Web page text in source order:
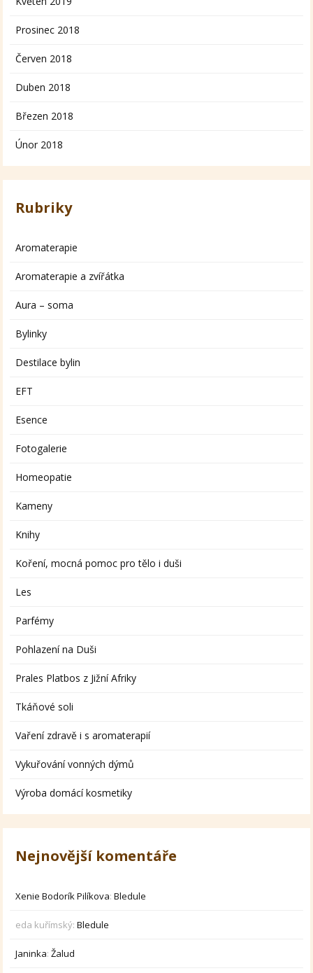
Prosinec 2018
Červen 2018
Duben 2018
Březen 2018
Únor 2018
Rubriky
Aromaterapie
Aromaterapie a zvířátka
Aura – soma
Bylinky
Destilace bylin
EFT
Esence
Fotogalerie
Homeopatie
Kameny
Knihy
Koření, mocná pomoc pro tělo i duši
Les
Parfémy
Pohlazení na Duši
Prales Platbos z Jižní Afriky
Tkáňové soli
Vaření zdravě i s aromaterapií
Vykuřování vonných dýmů
Výroba domácí kosmetiky
Nejnovější komentáře
Xenie Bodorík Pilíkova:Bledule
eda kuřímský:Bledule
Janinka:Žalud